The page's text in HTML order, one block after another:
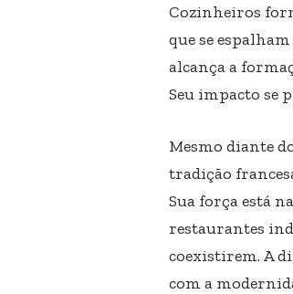
Cozinheiros
que se
alcança a
Seu impacto se
Mesmo diante
tradição
Sua força está
restaurantes
coexistirem. A
com a